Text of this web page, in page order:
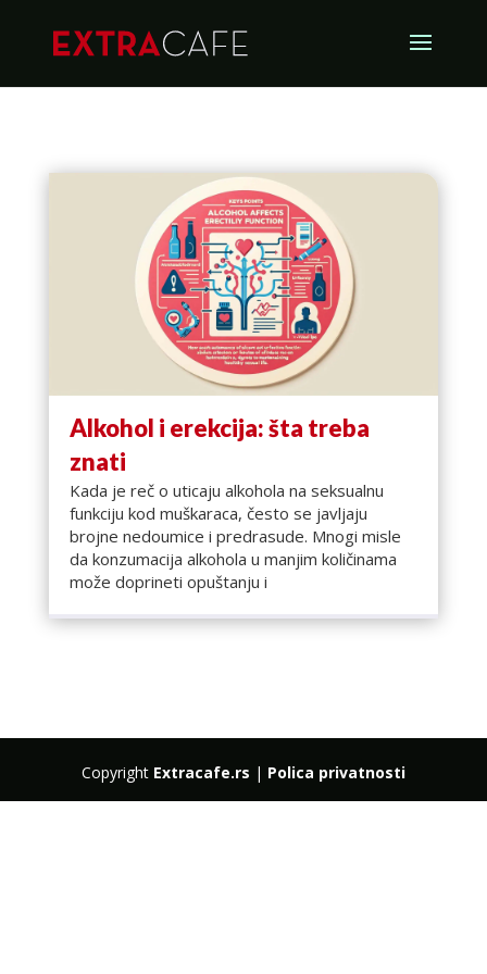
Alkohol i erekcija: šta treba
znati
Kada je reč o uticaju alkohola na seksualnu
funkciju kod muškaraca, često se javljaju
brojne nedoumice i predrasude. Mnogi misle
da konzumacija alkohola u manjim količinama
može doprineti opuštanju i
Copyright Extracafe.rs | Polica privatnosti